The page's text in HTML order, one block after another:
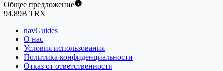
Общее предложение
94.89B TRX
navGuides
О нас
Условия использования
Политика конфиденциальности
Отказ от ответственности